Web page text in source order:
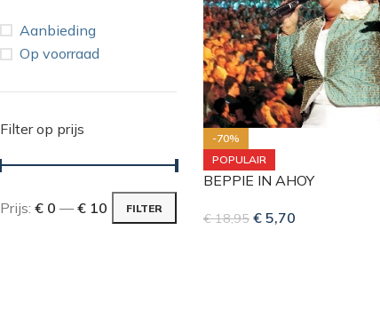
Aanbieding
Op voorraad
Filter op prijs
FILTER
Prijs: € 0 — € 10
-70%
POPULAIR
BEPPIE IN AHOY
€18,95 € 5,70